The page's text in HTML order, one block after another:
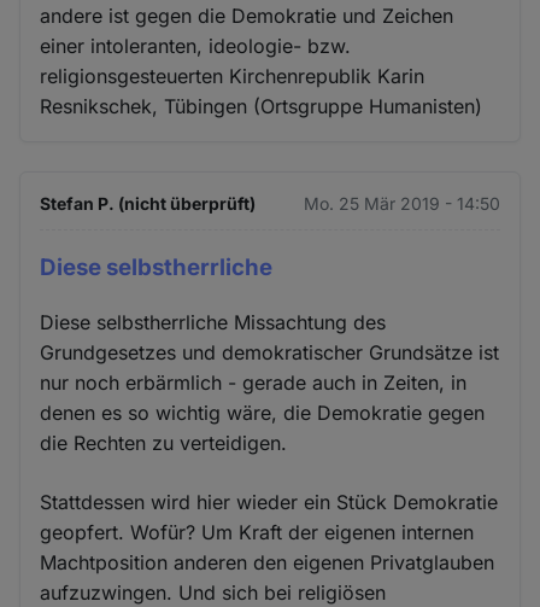
andere ist gegen die Demokratie und Zeichen
einer intoleranten, ideologie- bzw.
religionsgesteuerten Kirchenrepublik Karin
Resnikschek, Tübingen (Ortsgruppe Humanisten)
Stefan P. (nicht überprüft) Mo. 25 Mär 2019 - 14:50
Diese selbstherrliche
Diese selbstherrliche Missachtung des
Grundgesetzes und demokratischer Grundsätze ist
nur noch erbärmlich - gerade auch in Zeiten, in
denen es so wichtig wäre, die Demokratie gegen
die Rechten zu verteidigen.
Stattdessen wird hier wieder ein Stück Demokratie
geopfert. Wofür? Um Kraft der eigenen internen
Machtposition anderen den eigenen Privatglauben
aufzuzwingen. Und sich bei religiösen